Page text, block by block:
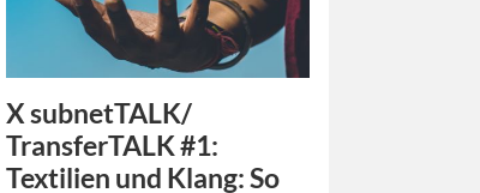
X subnetTALK/
TransferTALK #1:
Textilien und Klang: So